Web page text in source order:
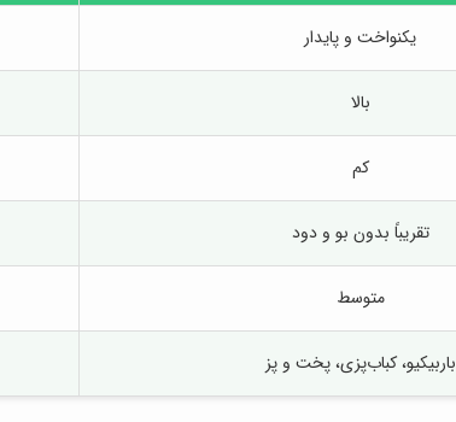
یکنواخت و پایدار
بالا
کم
تقریباً بدون بو و دود
متوسط
باربیکیو، کباب‌پزی، پخت و پز